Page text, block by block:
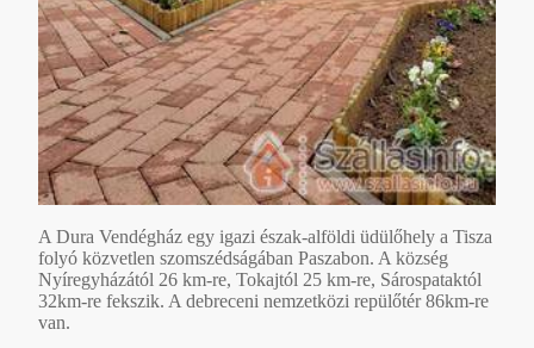
A Dura Vendégház egy igazi észak-alföldi üdülőhely a Tisza
folyó közvetlen szomszédságában Paszabon. A község
Nyíregyházától 26 km-re, Tokajtól 25 km-re, Sárospataktól
32km-re fekszik. A debreceni nemzetközi repülőtér 86km-re
van.